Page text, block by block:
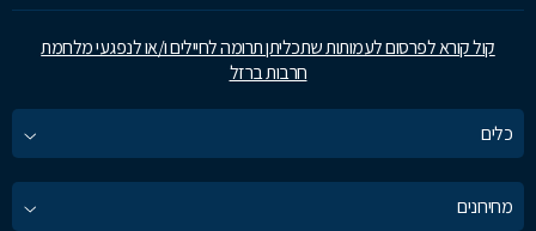
קול קורא לפרסום לעמותות שתכליתן תרומה לחיילים ו/או לנפגעי מלחמת
חרבות ברזל
כלים
מחירונים